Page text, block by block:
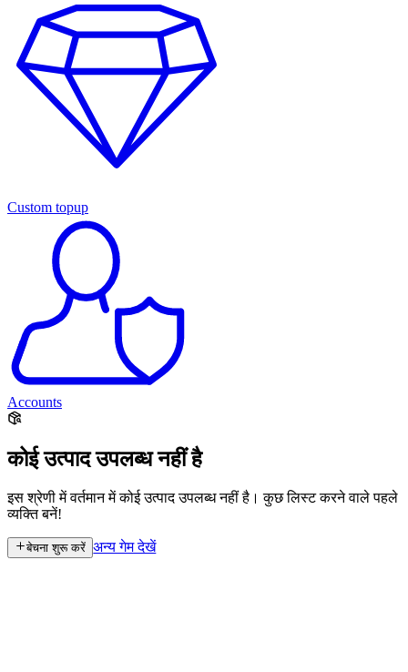
Custom topup
Accounts
कोई उत्पाद उपलब्ध नहीं है
इस श्रेणी में वर्तमान में कोई उत्पाद उपलब्ध नहीं है। कुछ लिस्ट करने वाले पहले
व्यक्ति बनें!
बेचना शुरू करें अन्य गेम देखें